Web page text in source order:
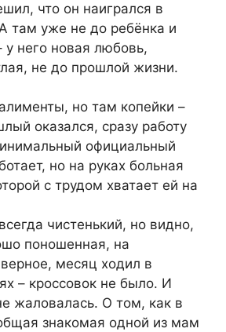
что он наигрался в
там уже не до ребёнка и
него новая любовь,
не до прошлой жизни.
но там копейки –
оказался, сразу работу
официальный
но на руках больная
с трудом хватает ей на
чистенький, но видно,
поношенная, на
месяц ходил в
– кроссовок не было. И
жаловалась. О том, как в
знакомая одной из мам